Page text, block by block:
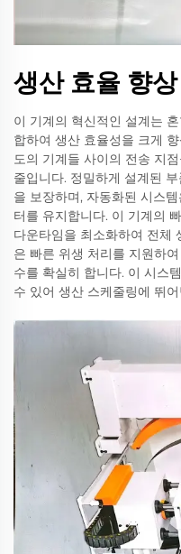
생산 효율 향상
이 기계의 혁신적인 설계는
합하여 생산 효율성을 크게
도의 기계들 사이의 전송 지
줄입니다. 정밀하게 설계된
을 보장하며, 자동화된 시스
터를 유지합니다. 이 기계의
다운타임을 최소화하여 전체
은 빠른 위생 처리를 지원하
수를 확실히 합니다. 이 시스
수 있어 생산 스케줄링에 뛰